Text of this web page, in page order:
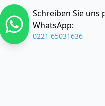
Schreiben Sie uns
WhatsApp:
0221 65031636